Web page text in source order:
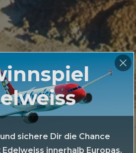
sichere Dir die Chance
innerhalb Europas.